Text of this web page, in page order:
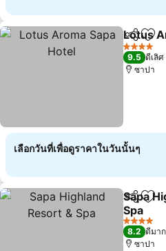
แชร์ เพิ่
Lotus
4 ดาว
9.5 ดีเลิศ
ซาปา
เลือกวันที่เพื่อดูราคาในวันนั้นๆ
แชร์ เพิ่
Sapa
Spa
ดูราคา
4 ดาว
8.2 ดีมาก
ซาปา